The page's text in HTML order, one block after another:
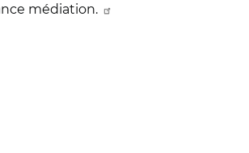
médiation.